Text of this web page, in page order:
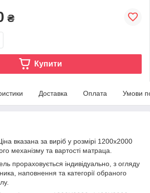
₴
Купити
Доставка Оплата Умови
вказана за виріб у розмірі 1200х2000
механізму та вартості матраца.
прораховується індивідуально, з огляду
наповнення та категорії обраного